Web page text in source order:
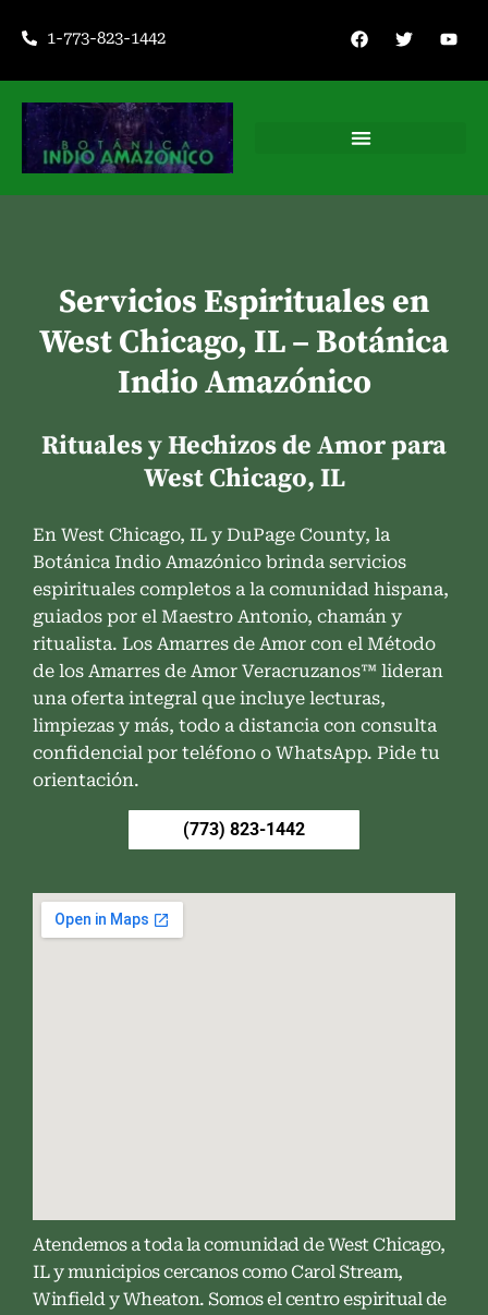
contenido
1-773-823-1442
F
a
e
o
k
T
w
t
Y
o
t
Servicios Espirituales en
West Chicago, IL – Botánica
Indio Amazónico
Rituales y Hechizos de Amor para
West Chicago, IL
En West Chicago, IL y DuPage County, la
Botánica Indio Amazónico brinda servicios
espirituales completos a la comunidad hispana,
guiados por el Maestro Antonio, chamán y
ritualista. Los Amarres de Amor con el Método
de los Amarres de Amor Veracruzanos™ lideran
una oferta integral que incluye lecturas,
limpiezas y más, todo a distancia con consulta
confidencial por teléfono o WhatsApp. Pide tu
orientación.
(773) 823-1442
Atendemos a toda la comunidad de West Chicago,
IL y municipios cercanos como Carol Stream,
Winfield y Wheaton. Somos el centro espiritual de